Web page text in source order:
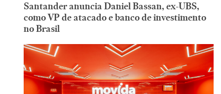
Santander anuncia Daniel Bassan, ex-UBS,
como VP de atacado e banco de investimento
no Brasil